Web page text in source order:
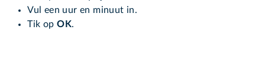
Vul een uur en minuut in.
Tik opOK.